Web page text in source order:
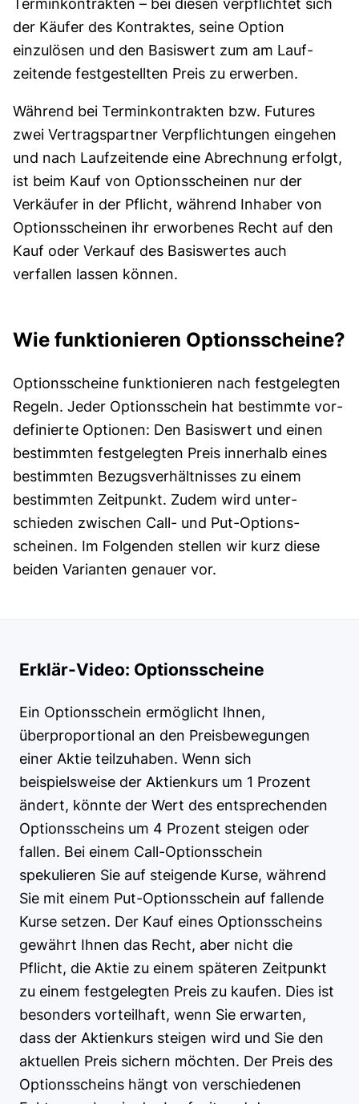
Termin­kontrakten – bei diesen verpflichtet sich
der Käufer des Kontraktes, seine Option
einzulösen und den Basiswert zum am Lauf­
zeitende festgestellten Preis zu erwerben.
Während bei Termin­kontrakten bzw. Futures
zwei Vertragspartner Ver­pflichtungen eingehen
und nach Lauf­zeitende eine Abrechnung erfolgt,
ist beim Kauf von Options­scheinen nur der
Verkäufer in der Pflicht, während Inhaber von
Options­scheinen ihr erworbenes Recht auf den
Kauf oder Verkauf des Basis­wertes auch
verfallen lassen können.
Wie funktionieren Optionsscheine?
Optionsscheine funktio­nieren nach fest­gelegten
Regeln. Jeder Options­schein hat be­stimm­te vor­
definierte Optionen: Den Basis­wert und einen
bestimm­ten fest­gelegten Preis innerhalb eines
bestimmten Bezugs­verhältnisses zu einem
bestimm­ten Zeit­punkt. Zudem wird unter­
schieden zwischen Call- und Put-Options­
scheinen. Im Folgenden stellen wir kurz diese
beiden Varianten genauer vor.
Erklär-Video: Optionsscheine
Ein Optionsschein ermöglicht Ihnen,
überproportional an den Preisbewegungen
einer Aktie teilzuhaben. Wenn sich
beispielsweise der Aktienkurs um 1 Prozent
ändert, könnte der Wert des entsprechenden
Optionsscheins um 4 Prozent steigen oder
fallen. Bei einem Call-Optionsschein
spekulieren Sie auf steigende Kurse, während
Sie mit einem Put-Optionsschein auf fallende
Kurse setzen. Der Kauf eines Optionsscheins
gewährt Ihnen das Recht, aber nicht die
Pflicht, die Aktie zu einem späteren Zeitpunkt
zu einem festgelegten Preis zu kaufen. Dies ist
besonders vorteilhaft, wenn Sie erwarten,
dass der Aktienkurs steigen wird und Sie den
aktuellen Preis sichern möchten. Der Preis des
Optionsscheins hängt von verschiedenen